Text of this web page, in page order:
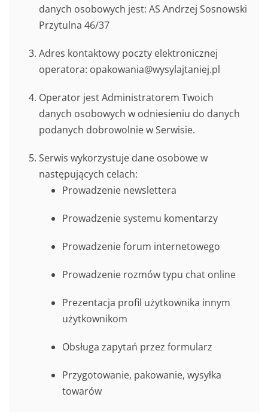
danych osobowych jest: AS Andrzej Sosnowski
Przytulna 46/37
Adres kontaktowy poczty elektronicznej
operatora: opakowania@wysylajtaniej.pl
Operator jest Administratorem Twoich
danych osobowych w odniesieniu do danych
podanych dobrowolnie w Serwisie.
Serwis wykorzystuje dane osobowe w
następujących celach:
Prowadzenie newslettera
Prowadzenie systemu komentarzy
Prowadzenie forum internetowego
Prowadzenie rozmów typu chat online
Prezentacja profil użytkownika innym
użytkownikom
Obsługa zapytań przez formularz
Przygotowanie, pakowanie, wysyłka
towarów